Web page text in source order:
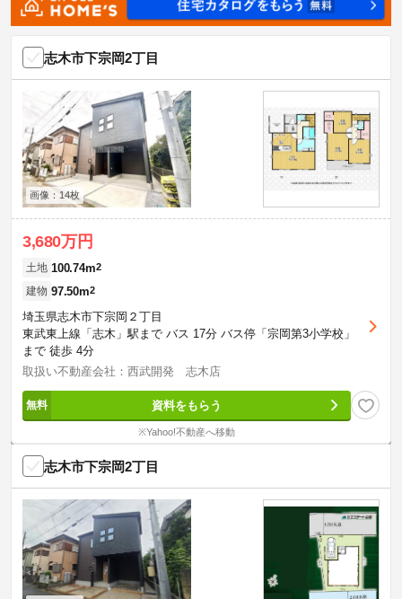
志木市下宗岡2丁目
画像：14枚
3,680万円
土地 100.74m2
建物 97.50m2
埼玉県志木市下宗岡２丁目
東武東上線「志木」駅まで バス 17分 バス停「宗岡第3小学校」
まで 徒歩 4分
取扱い不動産会社：西武開発 志木店
資料をもらう
※Yahoo!不動産へ移動
志木市下宗岡2丁目